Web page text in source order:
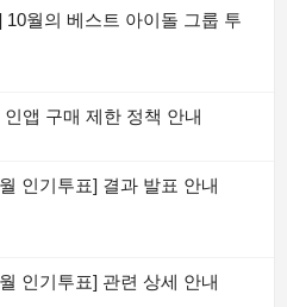
10월의 베스트 아이돌 그룹 투
앱 구매 제한 정책 안내
인기투표] 결과 발표 안내
인기투표] 관련 상세 안내